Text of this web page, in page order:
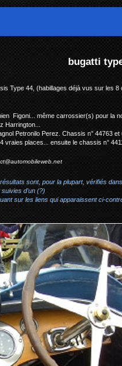
#44920, #44437,
Type 44, (habillages déjà vus sur les 8
Figoni... même carrossier(s) pour la
Harrington...
Petronilo Perez. Chassis n° 44763
vraies places... ensuite le chassis n°
sont, pour la plupart, vérifiés
d'un (?)
sur les liens qui apparaissent ci-